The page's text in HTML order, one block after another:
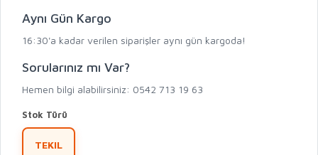
Aynı Gün Kargo
16:30'a kadar verilen siparişler aynı gün kargoda!
Sorularınız mı Var?
Hemen bilgi alabilirsiniz: 0542 713 19 63
Stok Türü
TEKIL